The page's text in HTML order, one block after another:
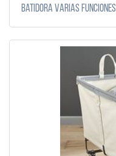
Batidora varias funciones